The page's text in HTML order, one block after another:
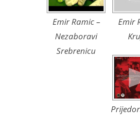
Emir Ramic –
Nezaboravi
Srebrenicu
Emir